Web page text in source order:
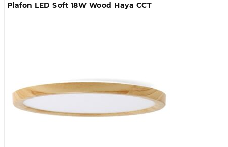
Plafon LED Soft 18W Wood Haya CCT